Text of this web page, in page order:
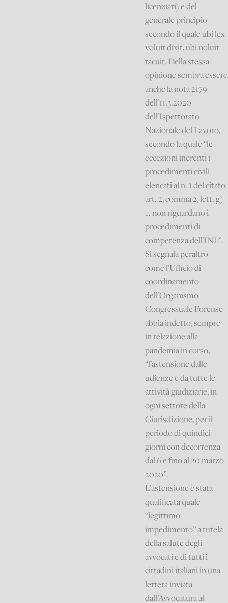
licenziati) e del
generale principio
secondo il quale ubi lex
voluit dixit, ubi noluit
tacuit. Della stessa
opinione sembra essere
anche la nota 2179
dell’11.3.2020
dell’Ispettorato
Nazionale del Lavoro,
secondo la quale “le
eccezioni inerenti i
procedimenti civili
elencati al n. 1 del citato
art. 2, comma 2, lett. g)
… non riguardano i
procedimenti di
competenza dell’INL”.
Si segnala peraltro
come l’Ufficio di
coordinamento
dell’Organismo
Congressuale Forense
abbia indetto, sempre
in relazione alla
pandemia in corso,
“l’astensione dalle
udienze e da tutte le
attività giudiziarie, in
ogni settore della
Giurisdizione, per il
periodo di quindici
giorni con decorrenza
dal 6 e fino al 20 marzo
2020”.
L’astensione è stata
qualificata quale
“legittimo
impedimento” a tutela
della salute degli
avvocati e di tutti i
cittadini italiani in una
lettera inviata
dall’Avvocatura al